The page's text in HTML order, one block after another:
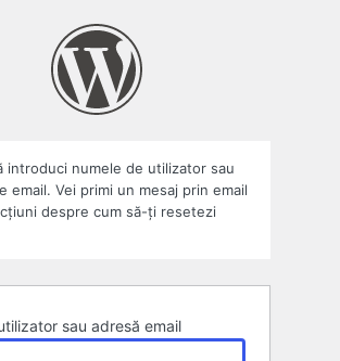
introduci numele de utilizator sau
email. Vei primi un mesaj prin email
despre cum să-ți resetezi
sau adresă email